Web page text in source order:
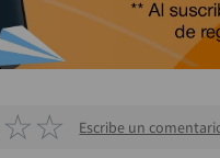
☆☆ Escribe un